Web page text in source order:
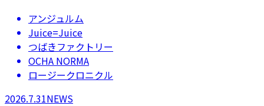
アンジュルム
Juice=Juice
つばきファクトリー
OCHA NORMA
ロージークロニクル
2026.7.31NEWS